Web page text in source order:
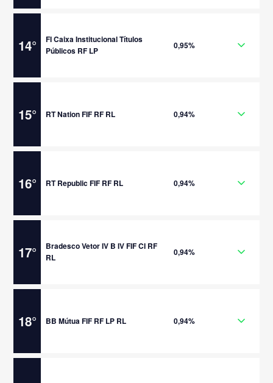
14°
FI Caixa Institucional Títulos
Públicos RF LP
0,95%
15° RT Nation FIF RF RL 0,94%
16° RT Republic FIF RF RL 0,94%
17°
Bradesco Vetor IV B IV FIF CI RF
RL
0,94%
18° BB Mútua FIF RF LP RL 0,94%